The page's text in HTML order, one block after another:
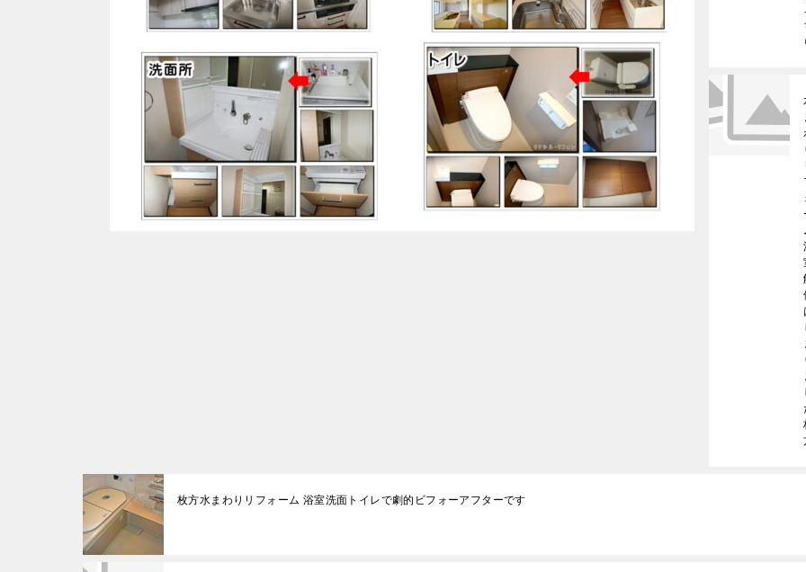
枚方水まわりリフォーム 浴室洗面トイレで劇的ビフォーアフターです